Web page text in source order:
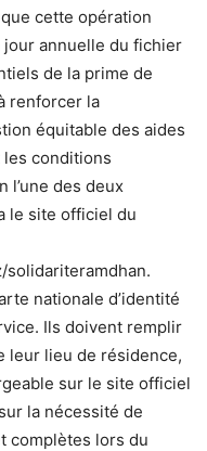
cette opération
jour annuelle du fichier
de la prime de
renforcer la
équitable des aides
conditions
l’une des deux
le site officiel du
nationale d’identité
Ils doivent remplir
leur lieu de résidence,
sur le site officiel
la nécessité de
complètes lors du